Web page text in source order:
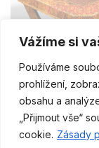
Vážíme si
Používáme
prohlížení,
obsahu a
„Přijmout vše“
cookie. Zásady
ARCHIV -
Konferenční stolek